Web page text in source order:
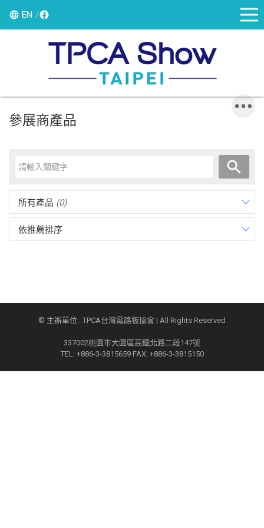
EN
參展商產品
所有產品 (0)
依推薦排序
© 主辦單位 : TPCA台灣電路板協會 | All Rights Reserved
337002桃園市大園區高鐵北路二段147號
TEL: +886-3-3815659 FAX: +886-3-3815150